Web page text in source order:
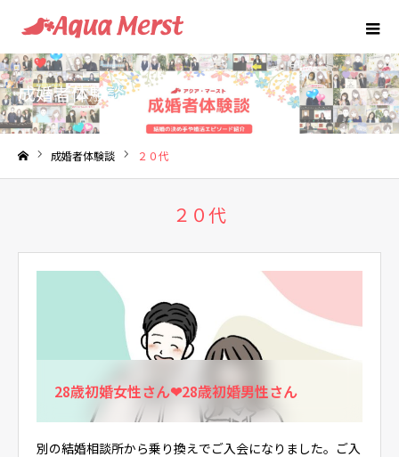
成婚者体験談
成婚者体験談 ２０代
２０代
28歳初婚女性さん❤28歳初婚男性さん
別の結婚相談所から乗り換えでご入会になりました。ご入